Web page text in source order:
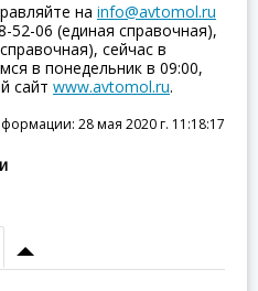
на info@avtomol.ru
52-06 (единая справочная),
сейчас в
в понедельник в 09:00,
сайт www.avtomol.ru.
28 мая 2020 г. 11:18:17